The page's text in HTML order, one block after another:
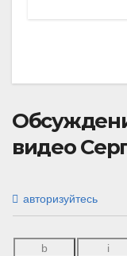
видео
авторизуйтесь